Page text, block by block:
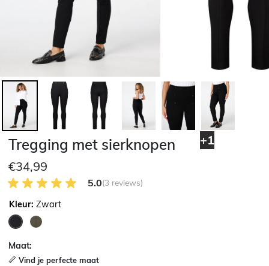
+1
Tregging met sierknopen
€34,99
5.0 van 5 Klantenbeoordeling
5.0(3 reviews)
Kleur: Zwart
Maat:
Vind je perfecte maat